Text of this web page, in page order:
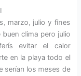
marzo, julio y fines
clima pero julio
evitar el calor
en la playa todo el
serían los meses de